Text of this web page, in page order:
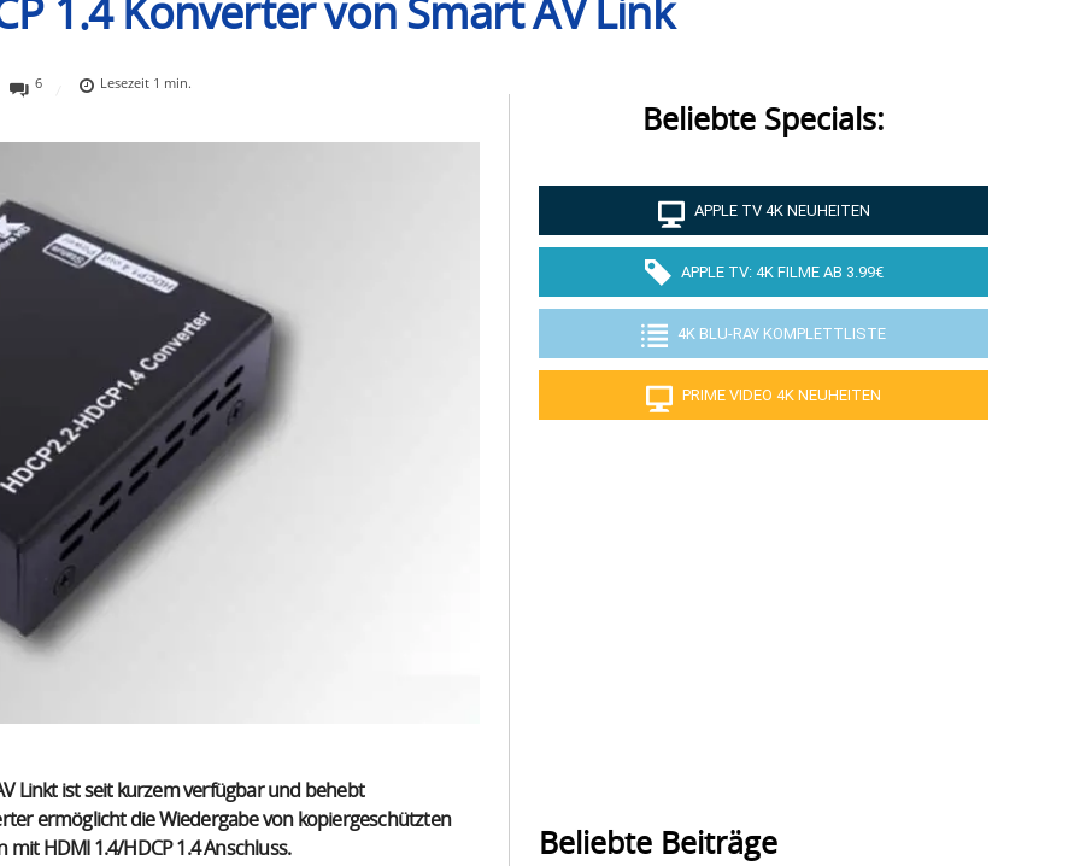
1.4 Konverter von Smart AV Link
6 Lesezeit 1 min.
Linkt ist seit kurzem verfügbar und behebt
ermöglicht die Wiedergabe von kopiergeschützten
HDMI 1.4/HDCP 1.4 Anschluss.
Beliebte Specials:
APPLE TV 4K NEUHEITEN
APPLE TV: 4K FILME AB 3.99€
4K BLU-RAY KOMPLETTLISTE
PRIME VIDEO 4K NEUHEITEN
Beliebte Beiträge